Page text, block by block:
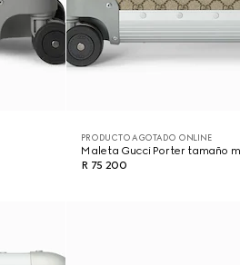
PRODUCTO AGOTADO ONLINE
Maleta Gucci Porter tamaño
R 75 200